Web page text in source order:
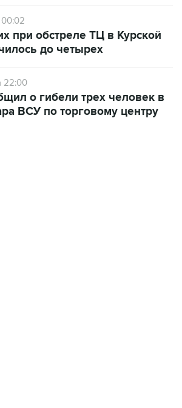
00:02
при обстреле ТЦ в Курской
до четырех
22:00
о гибели трех человек в
ВСУ по торговому центру